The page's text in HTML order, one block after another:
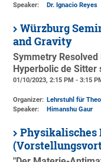
Speaker:
Dr. Ignacio Reyes
Würzburg
and Gravity
Symmetry
Hyperbolic de Sitter
01/10/2023, 2:15 PM - 3:15
Organizer: Lehrstuhl für
Speaker:
Himanshu Gaur
Physikalisches